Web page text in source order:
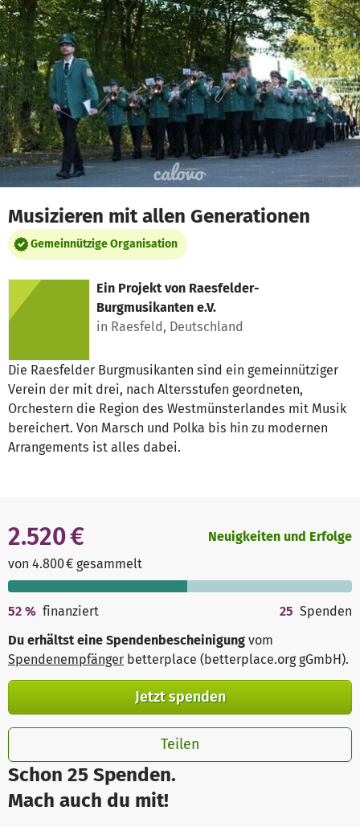
Zum Hauptinhalt springen
Erklärung zur Barrierefreiheit anzeigen
Musizieren mit allen Generationen
Gemeinnützige Organisation
Ein Projekt von Raesfelder-
Burgmusikanten e.V.
in Raesfeld, Deutschland
Die Raesfelder Burgmusikanten sind ein gemeinnütziger
Verein der mit drei, nach Altersstufen geordneten,
Orchestern die Region des Westmünsterlandes mit Musik
bereichert. Von Marsch und Polka bis hin zu modernen
Arrangements ist alles dabei.
Schon 25 Spenden.
Mach auch du mit!
2.520 €
von 4.800 € gesammelt
Neuigkeiten und Erfolge
52 % finanziert 25 Spenden
Du erhältst eine Spendenbescheinigung vom
Spendenempfänger betterplace (betterplace.org gGmbH).
Jetzt spenden
Teilen